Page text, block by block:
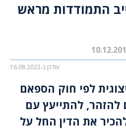
התמודדות מראש
עודכן ב-16.08.2023
לפי חוק הספאם
להזהר, להתייעץ עם
את הדין החל על